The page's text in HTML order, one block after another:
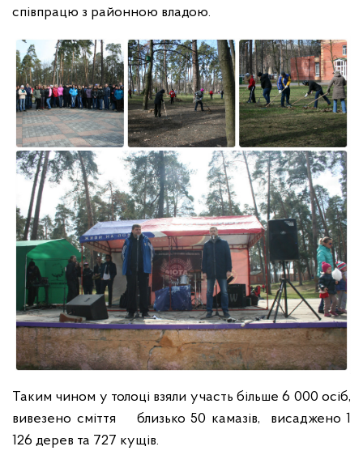
співпрацю з районною владою.
Таким чином у толоці взяли участь більше 6 000 осіб,
вивезено сміття близько 50 камазів, висаджено 1
126 дерев та 727 кущів.